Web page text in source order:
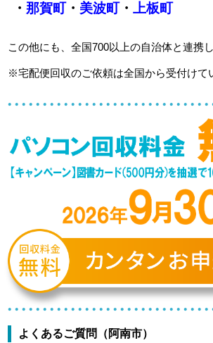
・ 那賀町・ 美波町・ 上板町
この他にも、全国700以上の自治体と連携
※宅配便回収のご依頼は全国から受付けて
よくあるご質問（阿南市）